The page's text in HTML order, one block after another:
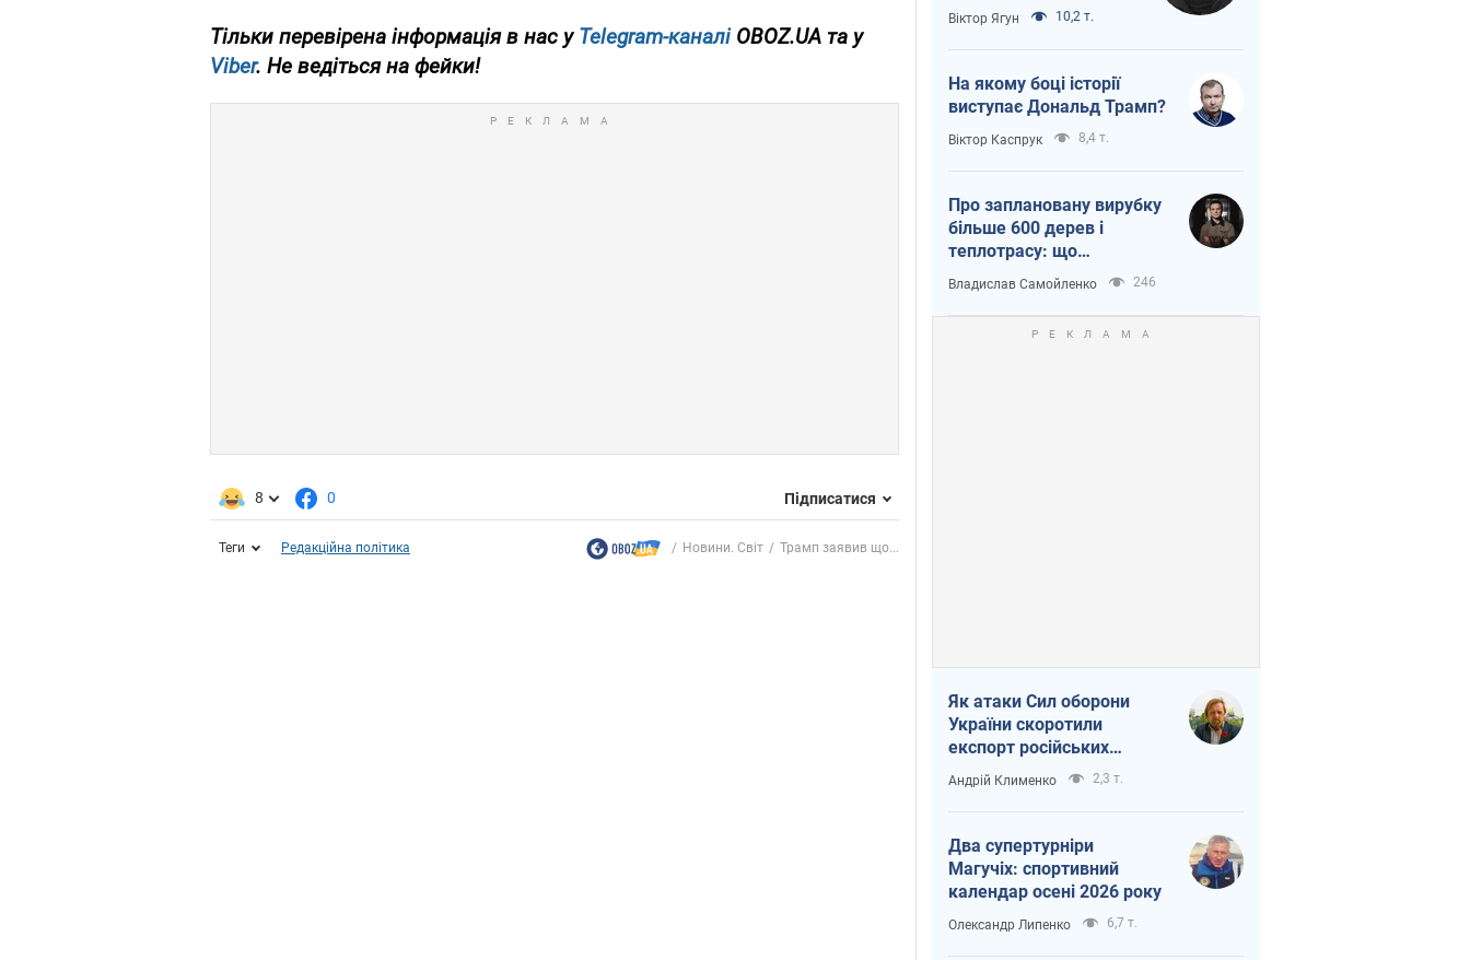
Тільки перевірена інформація в нас уTelegram-каналіOBOZ.UA та у
Viber. Не ведіться на фейки!
8 0 Підписатися
Теги Редакційна політика Новини. Світ Трамп заявив що...
критична логістика
Віктор Ягун 10,2 т.
На якому боці історії
виступає Дональд Трамп?
Віктор Каспрук 8,4 т.
Про заплановану вирубку
більше 600 дерев і
теплотрасу: що
відбувається на Теремках
у Києві
Владислав Самойленко 246
Як атаки Сил оборони
України скоротили
експорт російських
нафтопродуктів
Андрій Клименко 2,3 т.
Два супертурніри
Магучіх: спортивний
календар осені 2026 року
Олександр Липенко 6,7 т.